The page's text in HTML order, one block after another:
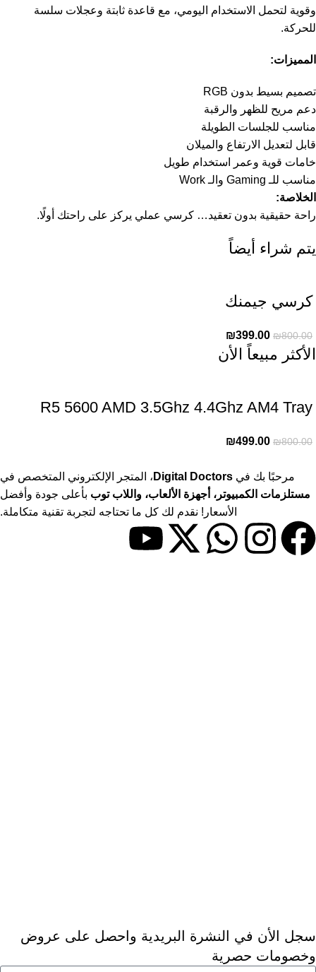
وقوية لتحمل الاستخدام اليومي، مع قاعدة ثابتة وعجلات سلسة
للحركة.
المميزات:
تصميم بسيط بدون RGB
دعم مريح للظهر والرقبة
مناسب للجلسات الطويلة
قابل لتعديل الارتفاع والميلان
خامات قوية وعمر استخدام طويل
مناسب للـ Gaming والـ Work
الخلاصة:
راحة حقيقية بدون تعقيد… كرسي عملي يركز على راحتك أولًا.
يتم شراء أيضاً
كرسي جيمنك
₪800.00
₪399.00
الأكثر مبيعاً الأن
R5 5600 AMD 3.5Ghz 4.4Ghz AM4 Tray
₪800.00
₪499.00
مرحبًا بك في Digital Doctors ، المتجر الإلكتروني المتخصص في
مستلزمات الكمبيوتر، أجهزة الألعاب، واللاب توب بأعلى جودة وأفضل
الأسعار! نقدم لك كل ما تحتاجه لتجربة تقنية متكاملة.
سجل الأن في النشرة البريدية واحصل على عروض
وخصومات حصرية